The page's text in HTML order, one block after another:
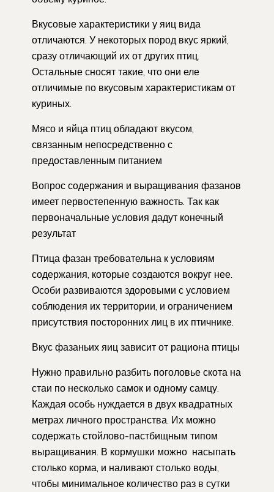
Вкусовые характеристики у яиц вида
отличаются. У некоторых пород вкус яркий,
сразу отличающий их от других птиц.
Остальные сносят такие, что они еле
отличимые по вкусовым характеристикам от
куриных.
Мясо и яйца птиц обладают вкусом,
связанным непосредственно с
предоставленным питанием
Вопрос содержания и выращивания фазанов
имеет первостепенную важность. Так как
первоначальные условия дадут конечный
результат
Птица фазан требовательна к условиям
содержания, которые создаются вокруг нее.
Особи развиваются здоровыми с условием
соблюдения их территории, и ограничением
присутствия посторонних лиц в их птичнике.
Вкус фазаньих яиц зависит от рациона птицы
Нужно правильно разбить поголовье скота на
стаи по несколько самок и одному самцу.
Каждая особь нуждается в двух квадратных
метрах личного пространства. Их можно
содержать стойлово-пастбищным типом
выращивания. В кормушки можно насыпать
столько корма, и наливают столько воды,
чтобы минимальное количество раз в сутки